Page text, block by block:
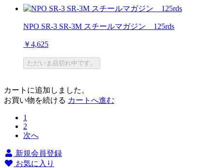
NPO SR-3 SR-3M スチールマガジン 125rds
￥4,625
ただいま品切れ中です。
カートに追加しました。
お買い物を続ける カートへ進む
1
2
次へ
新規会員登録
お気に入り